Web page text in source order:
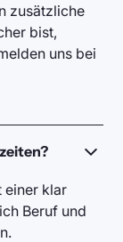
zusätzliche
bist,
uns bei
einer klar
Beruf und